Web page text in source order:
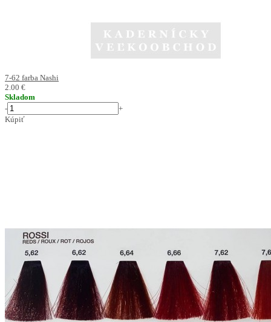
7-62 farba Nashi
2.00 €
Skladom
-
+
Kúpiť